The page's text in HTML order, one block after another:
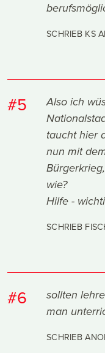
SCHRIEB KS
#5
Also ich
taucht hier
nun mit
wie?
Hilfe -
SCHRIEB
#6
sollten
man
SCHRIEB